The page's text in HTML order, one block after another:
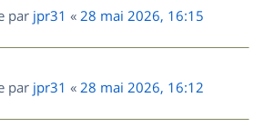
par jpr31 « 28 mai 2026, 16:15
par jpr31 « 28 mai 2026, 16:12